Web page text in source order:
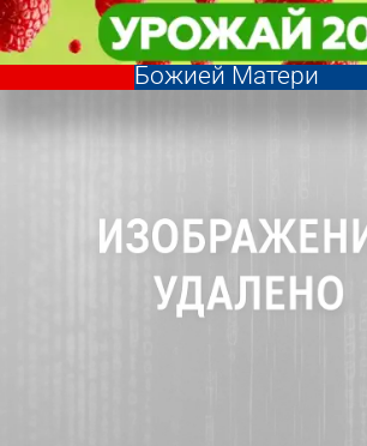
Казаки пронесут по
области
Божией Матери
Религия
Казаки пронесут по
области
Божией Матери
Религия
Другие
теме
Погода и
валют в